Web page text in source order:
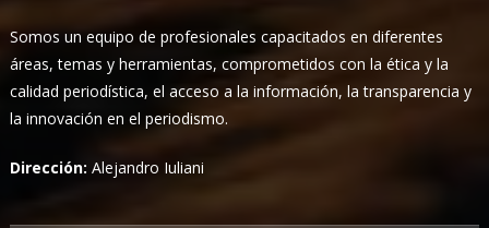
Somos un equipo de profesionales capacitados en diferentes
áreas, temas y herramientas, comprometidos con la ética y la
calidad periodística, el acceso a la información, la transparencia y
la innovación en el periodismo.
Dirección:Alejandro Iuliani